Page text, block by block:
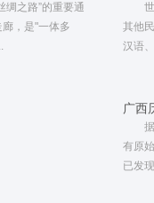
绸之路”的重要通
，是"一体多
其他
汉语
广西
有原
已发